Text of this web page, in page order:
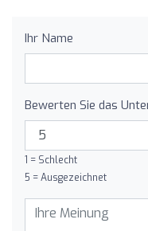
Ihr Name
Bewerten Sie das
1 = Schlecht
5 = Ausgezeichnet